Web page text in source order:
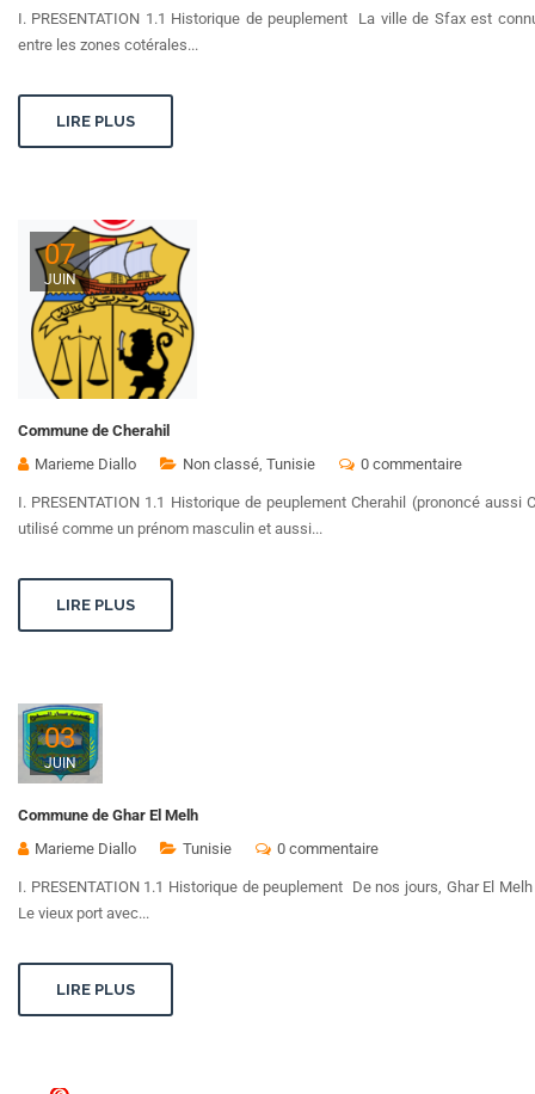
I. PRESENTATION 1.1 Historique de peuplement La ville de Sfax est
entre les zones cotérales...
LIRE PLUS
07
JUIN
Commune de Cherahil
Marieme Diallo
Non classé, Tunisie 0 commentaire
I. PRESENTATION 1.1 Historique de peuplement Cherahil (prononcé
utilisé comme un prénom masculin et aussi...
LIRE PLUS
03
JUIN
Commune de Ghar El Melh
Marieme Diallo
Tunisie 0 commentaire
I. PRESENTATION 1.1 Historique de peuplement De nos jours, Ghar El
Le vieux port avec...
LIRE PLUS